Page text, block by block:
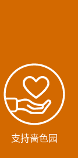
支持啬色园